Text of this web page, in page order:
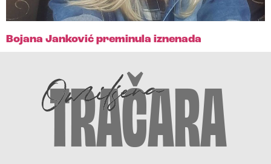
Bojana Janković preminula iznenada